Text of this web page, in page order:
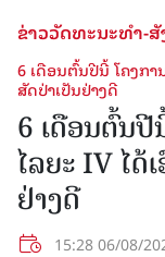
ຂ່າວວັດທະນະທຳ-
6 ເດືອນຕົ້ນປີນີ້ ໂຄງກາ
ສັດປ່າເປັນຢ່າງດີ
6 ເດືອນຕົ້ນ
ໄລຍະ IV ໄດ້
ຢ່າງດີ
15:28 06/08/